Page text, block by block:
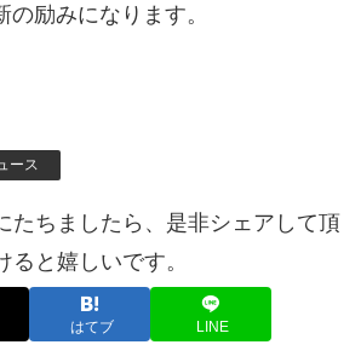
励みになります。
ース
たちましたら、是非シェアして頂
ると嬉しいです。
はてブ LINE